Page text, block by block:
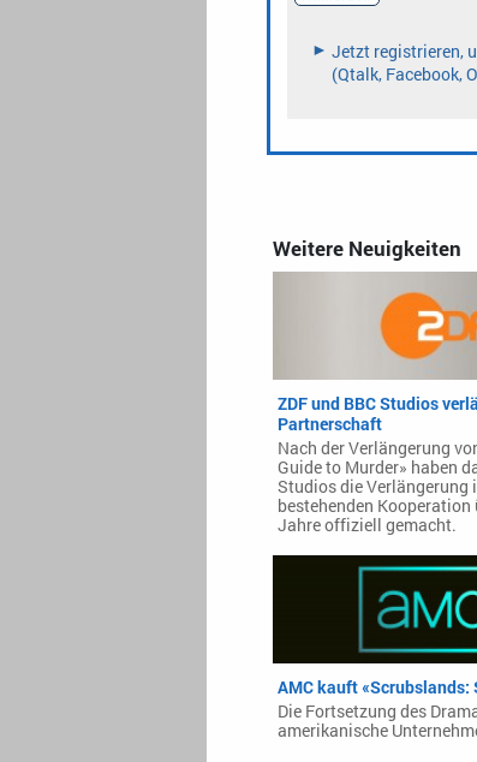
Weitere Neuigkeiten
ZDF und BBC Studios
Partnerschaft
Nach der Verlängerung
Guide to Murder» haben
Studios die Verlängerung
bestehenden Kooperation
Jahre offiziell gemacht.
AMC kauft «Scrubslands:
Die Fortsetzung des
amerikanische